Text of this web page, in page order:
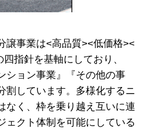
譲事業は<高品質><低価格><
指針を基軸にしており、
ション事業』『その他の事
割しています。多様化するニ
なく、枠を乗り越え互いに連
ェクト体制を可能にしている